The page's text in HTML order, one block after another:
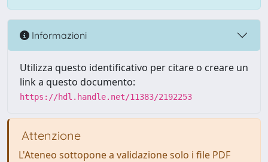
Informazioni
Utilizza questo identificativo per citare o creare un
link a questo documento:
https://hdl.handle.net/11383/2192253
Attenzione
L'Ateneo sottopone a validazione solo i file PDF